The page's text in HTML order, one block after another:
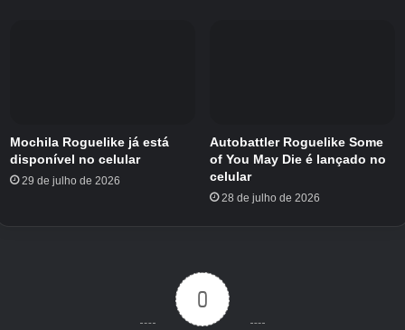
Além do Android e iOS, o jogo também terá
versões para plataformas adicionais, embora
Walking Dead: Aftermath já está disponível no
Será grátis para jogar.
Mochila Roguelike já está
disponível no celular
29 de julho de 2026
Autobattler Roguelike Some
of You May Die é lançado no
celular
28 de julho de 2026
0